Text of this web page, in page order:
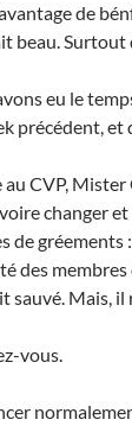
de
Surtout
eu le
précédent, et
CVP,
changer
de
des
Mais,
vous.